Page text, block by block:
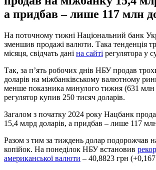
а придбав – лише 117 млн
На поточному тижні Національний банк
зменшив продажі валюти. Така тенденція
місяця, свідчать дані на сайті регулятора у
Так, за п’ять робочих днів НБУ продав
доларів на міжбанківському валютному
менше показника минулого тижня (631 млн
регулятор купив 250 тисяч доларів.
Загалом з початку 2024 року Нацбанк
15,4 млрд доларів, а придбав – лише 117
Разом з тим за тиждень долар подорожчав
копійок. На понеділок НБУ встановив
американської валюти – 40,8823 грн